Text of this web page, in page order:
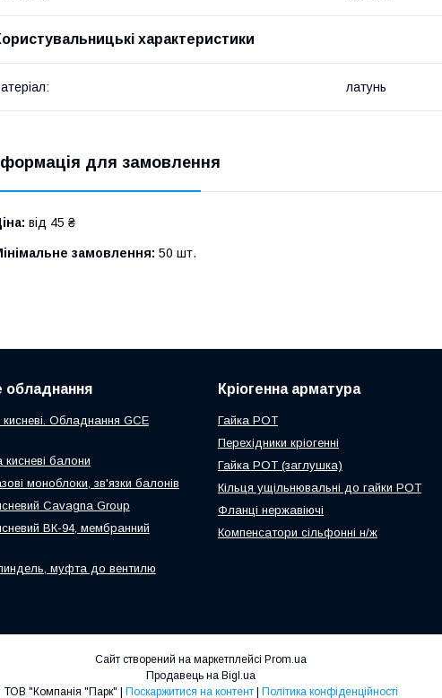
характеристики
латунь
для замовлення
від 45 ₴
замовлення: 50 шт.
обладнання
Обладнання GCE
кисневі балони
моноблоки, зв'язки балонів
Cavagna Group
ВК-94, мембранний
муфта до вентилю
Кріогенна арматура
Гайка РОТ
Перехідники кріогенні
Гайка РОТ (заглушка)
Кільця ущільнювальні до гайки РОТ
Фланці нержавіючі
Компенсатори сільфонні н/ж
Сайт створений на маркетплейсі Prom.ua
Продавець на Bigl.ua
ТОВ "Компанія "Парк" | Поскаржитися на контент | Політика конфіденційності